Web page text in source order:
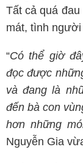
Tất cả quá
mát, tình
“Có thể giờ
đọc được
và đang là
đến bà con
hơn những
Nguyễn Gia